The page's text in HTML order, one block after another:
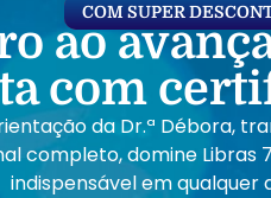
COM SUPER
ao
com
da Dr.ª Débora,
completo, domine Libras
indispensável em qualquer